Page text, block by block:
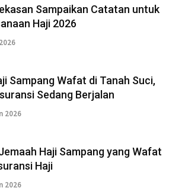
Sampaikan Catatan untuk
Haji 2026
Sampang Wafat di Tanah Suci,
Sedang Berjalan
2026
Haji Sampang yang Wafat
Haji
2026